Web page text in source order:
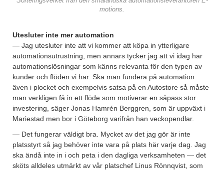
motions.
Utesluter inte mer automation
— Jag utesluter inte att vi kommer att köpa in ytterligare
automationsutrustning, men annars tycker jag att vi idag har
automationslösningar som känns relevanta för den typen av
kunder och flöden vi har. Ska man fundera på automation
även i plocket och exempelvis satsa på en Autostore så måste
man verkligen få in ett flöde som motiverar en såpass stor
investering, säger Jonas Hamrén Berggren, som är uppväxt i
Mariestad men bor i Göteborg varifrån han veckopendlar.
— Det fungerar väldigt bra. Mycket av det jag gör är inte
platsstyrt så jag behöver inte vara på plats här varje dag. Jag
ska ändå inte in i och peta i den dagliga verksamheten — det
sköts alldeles utmärkt av vår platschef Linus Rönnqvist, som